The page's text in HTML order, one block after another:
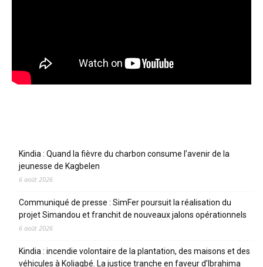
Kindia : Quand la fièvre du charbon consume l’avenir de la
jeunesse de Kagbelen
6 août 2026
Communiqué de presse : SimFer poursuit la réalisation du
projet Simandou et franchit de nouveaux jalons opérationnels
6 août 2026
Kindia : incendie volontaire de la plantation, des maisons et des
véhicules à Koliagbé. La justice tranche en faveur d’Ibrahima